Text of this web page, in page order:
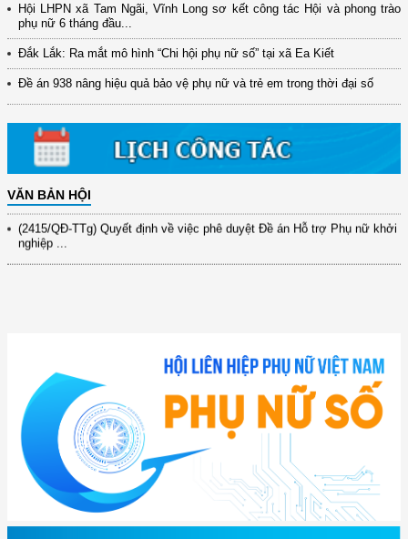
Hội LHPN xã Tam Ngãi, Vĩnh Long sơ kết công tác Hội và phong trào
phụ nữ 6 tháng đầu...
Đắk Lắk: Ra mắt mô hình “Chi hội phụ nữ số” tại xã Ea Kiết
Đề án 938 nâng hiệu quả bảo vệ phụ nữ và trẻ em trong thời đại số
VĂN BẢN HỘI
(12/TB-HĐKH) V/v đăng ký, đề xuất nhiệm vụ Khoa học, công nghệ và
đổi mới ...
(898/KH/ĐCT) Kế hoạch thực hiện Quyết định số 2415/QĐ-TTg ngày
31/10/2025 ...
xây dựng ...
(891/KH-ĐCT) Kế hoạch thực hiện Nghị quyết số 72-NQ/TW ngày
9/9/2025 của Bộ ...
(2415/QĐ-TTg) Quyết định về việc phê duyệt Đề án Hỗ trợ Phụ nữ khởi
nghiệp ...